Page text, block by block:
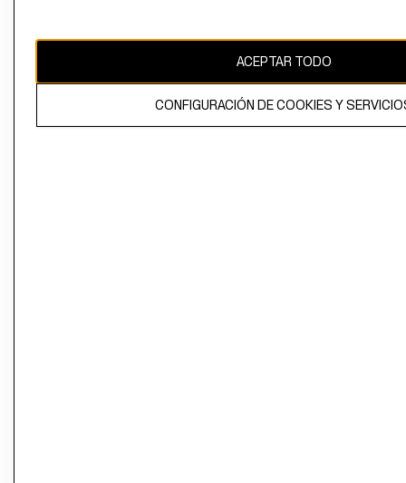
El contenido de esta página web está protegido por copyright y es
ACEPTAR TODO
CONFIGURACIÓN DE COOKIES Y